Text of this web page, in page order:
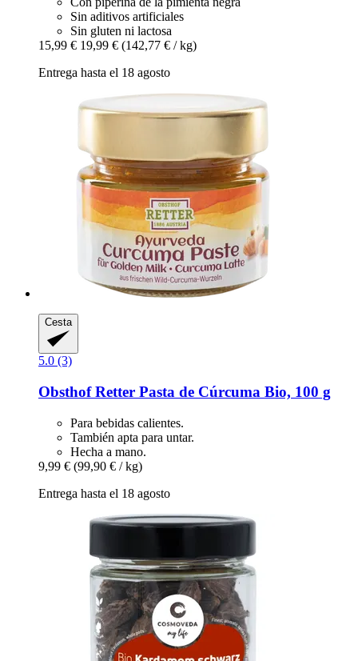
Sin aditivos artificiales
Sin gluten ni lactosa
15,99 € 19,99 € (142,77 € / kg)
Entrega hasta el 18 agosto
Cesta
5.0 (3)
Obsthof Retter Pasta de Cúrcuma Bio, 100 g
Para bebidas calientes.
También apta para untar.
Hecha a mano.
9,99 € (99,90 € / kg)
Entrega hasta el 18 agosto